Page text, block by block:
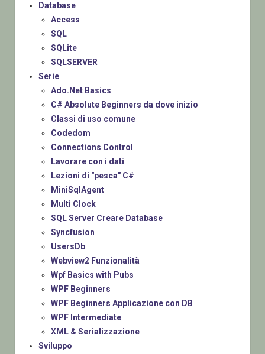
Database
Access
SQL
SQLite
SQLSERVER
Serie
Ado.Net Basics
C# Absolute Beginners da dove inizio
Classi di uso comune
Codedom
Connections Control
Lavorare con i dati
Lezioni di "pesca" C#
MiniSqlAgent
Multi Clock
SQL Server Creare Database
Syncfusion
UsersDb
Webview2 Funzionalità
Wpf Basics with Pubs
WPF Beginners
WPF Beginners Applicazione con DB
WPF Intermediate
XML & Serializzazione
Sviluppo